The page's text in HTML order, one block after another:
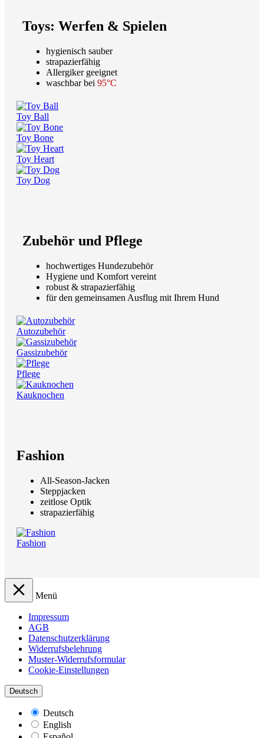
Toys: Werfen & Spielen
hygienisch sauber
strapazierfähig
Allergiker geeignet
waschbar bei 95°C
Toy Ball
Toy Bone
Toy Heart
Toy Dog
Zubehör und Pflege
hochwertiges Hundezubehör
Hygiene und Komfort vereint
robust & strapazierfähig
für den gemeinsamen Ausflug mit Ihrem Hund
Autozubehör
Gassizubehör
Pflege
Kauknochen
Fashion
All-Season-Jacken
Steppjacken
zeitlose Optik
strapazierfähig
Fashion
Menü
Impressum
AGB
Datenschutzerklärung
Widerrufsbelehrung
Muster-Widerrufsformular
Cookie-Einstellungen
Deutsch
Deutsch
English